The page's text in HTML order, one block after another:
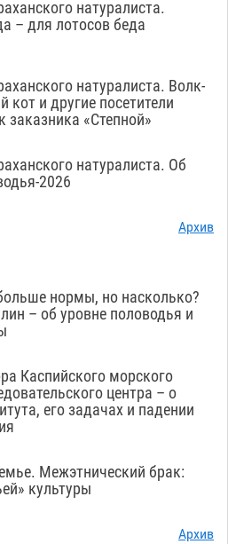
натуралиста.
– для лотосов беда
натуралиста. Волк-
кот и другие посетители
заказника «Степной»
натуралиста. Об
2026
Архив
нормы, но насколько?
– об уровне половодья и
Каспийского морского
центра – о
его задачах и падении
Межэтнический брак:
культуры
Архив